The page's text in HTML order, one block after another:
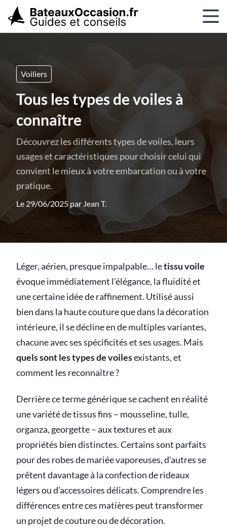
Voiliers
Tous les types de voiles à
connaître
Découvrez les différents types de voiles, leurs
usages et caractéristiques pour choisir celui qui
convient le mieux à votre embarcation ou à votre
pratique.
Le 29/06/2025 par Jean T.
Léger, aérien, presque impalpable… letissu voile
évoque immédiatement l’élégance, la fluidité et
une certaine idée de raffinement. Utilisé aussi
bien dans la haute couture que dans la décoration
intérieure, il se décline en de multiples variantes,
chacune avec ses spécificités et ses usages. Mais
quels sont les types de voilesexistants, et
comment les reconnaître ?
Derrière ce terme générique se cachent en réalité
une variété de tissus fins – mousseline, tulle,
organza, georgette – aux textures et aux
propriétés bien distinctes. Certains sont parfaits
pour des robes de mariée vaporeuses, d’autres se
prêtent davantage à la confection de rideaux
légers ou d’accessoires délicats. Comprendre les
différences entre ces matières peut transformer
un projet de couture ou de décoration.